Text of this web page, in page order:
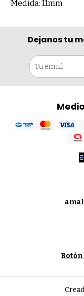
Medida: 11mm
Dejanos tu